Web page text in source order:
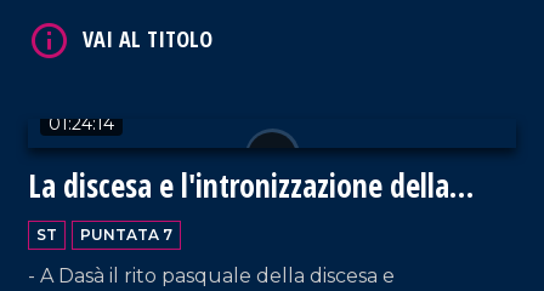
01:24:14
La discesa e l'intronizzazione della
Madonna
ST PUNTATA 7
- A Dasà il rito pasquale della discesa e